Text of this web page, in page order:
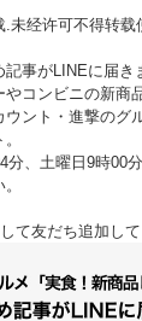
未经许可不得转载
事がLINEに届き
コンビニの新商
ウント・進撃のグ
分、土曜日9時00
て友だち追加し